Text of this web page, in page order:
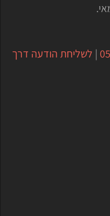
| לשליחת הודעה דרך